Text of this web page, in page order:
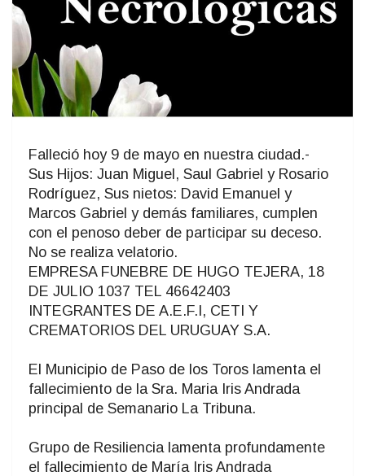
Falleció hoy 9 de mayo en nuestra ciudad.-
Sus Hijos: Juan Miguel, Saul Gabriel y Rosario
Rodríguez, Sus nietos: David Emanuel y
Marcos Gabriel y demás familiares, cumplen
con el penoso deber de participar su deceso.
No se realiza velatorio.
EMPRESA FUNEBRE DE HUGO TEJERA, 18
DE JULIO 1037 TEL 46642403
INTEGRANTES DE A.E.F.I, CETI Y
CREMATORIOS DEL URUGUAY S.A.
El Municipio de Paso de los Toros lamenta el
fallecimiento de la Sra. Maria Iris Andrada
principal de Semanario La Tribuna.
Grupo de Resiliencia lamenta profundamente
el fallecimiento de María Iris Andrada